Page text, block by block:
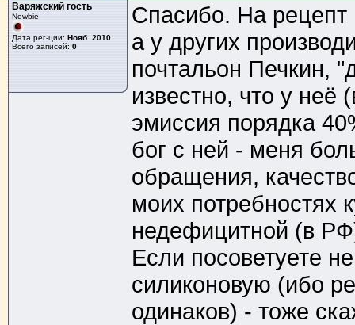
Варяжский гость
Newbie
Дата рег-ции: Нояб. 2010
Всего записей: 0
Спасибо. На рецепт
а у других
почтальон Печкин,
известно, что у неё
эмиссия порядка
бог с ней - меня
обращения,
моих потребностях
недефицитной (в
Если посоветуете
силиконовую (ибо
одинаков) - тоже